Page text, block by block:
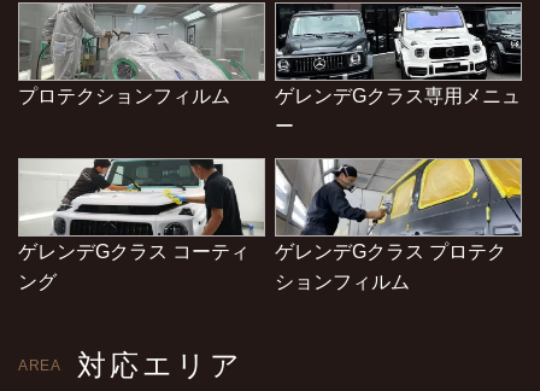
プロテクションフィルム
ゲレンデGクラス専用メニュ
ー
ゲレンデGクラス コーティ
ング
ゲレンデGクラス プロテク
ションフィルム
AREA 対応エリア